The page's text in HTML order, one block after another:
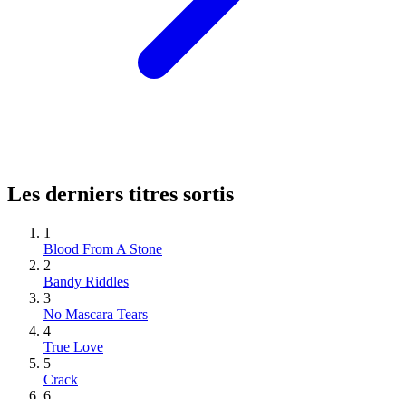
Les derniers titres sortis
1
Blood From A Stone
2
Bandy Riddles
3
No Mascara Tears
4
True Love
5
Crack
6